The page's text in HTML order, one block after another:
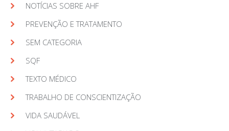
NOTÍCIAS SOBRE AHF
PREVENÇÃO E TRATAMENTO
SEM CATEGORIA
SQF
TEXTO MÉDICO
TRABALHO DE CONSCIENTIZAÇÃO
VIDA SAUDÁVEL